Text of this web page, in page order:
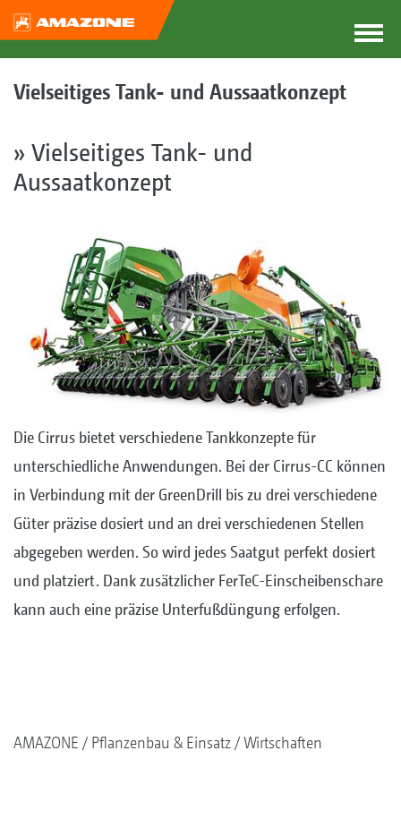
Vielseitiges Tank- und Aussaatkonzept
» Vielseitiges Tank- und
Aussaatkonzept
Die Cirrus bietet verschiedene Tankkonzepte für
unterschiedliche Anwendungen. Bei der Cirrus-CC können
in Verbindung mit der GreenDrill bis zu drei verschiedene
Güter präzise dosiert und an drei verschiedenen Stellen
abgegeben werden. So wird jedes Saatgut perfekt dosiert
und platziert. Dank zusätzlicher FerTeC-Einscheibenschare
kann auch eine präzise Unterfußdüngung erfolgen.
AMAZONE Pflanzenbau & Einsatz Wirtschaften